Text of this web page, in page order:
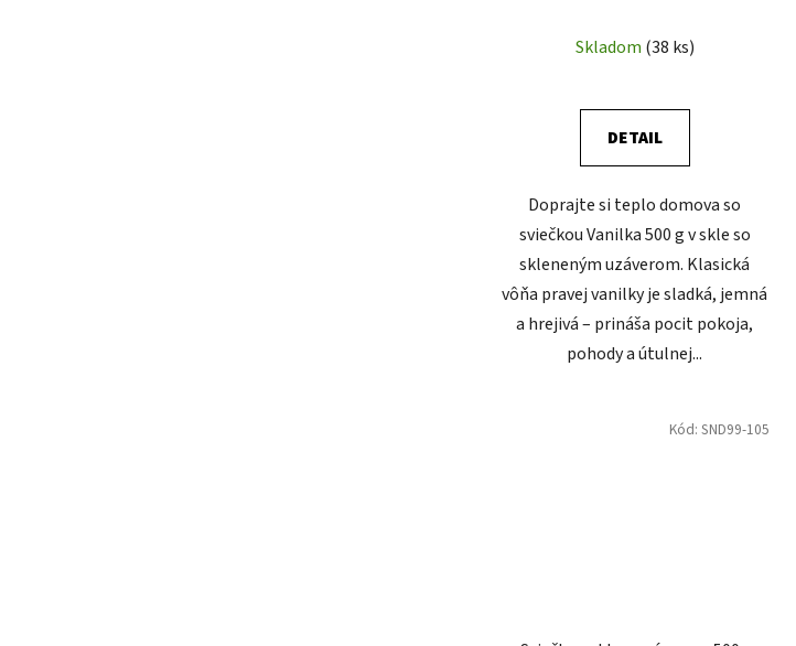
Skladom (38 ks)
DETAIL
Doprajte si teplo domova so
sviečkou Vanilka 500 g v skle so
skleneným uzáverom. Klasická
vôňa pravej vanilky je sladká, jemná
a hrejivá – prináša pocit pokoja,
pohody a útulnej...
Kód: SND99-105